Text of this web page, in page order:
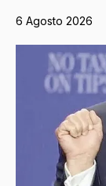
6 Agosto 2026